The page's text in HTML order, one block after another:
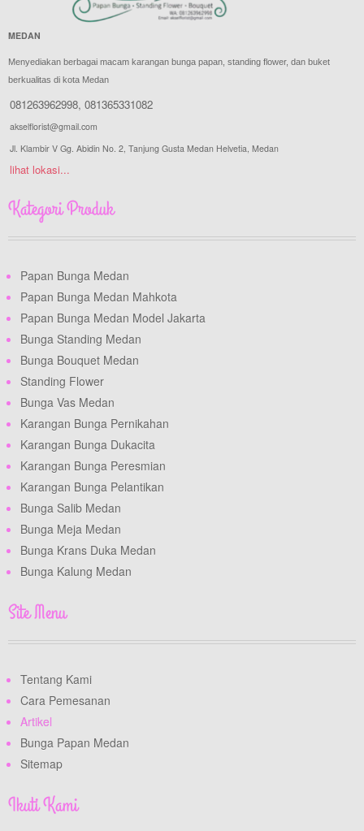
MEDAN
Menyediakan berbagai macam karangan bunga papan, standing flower, dan buket
berkualitas di kota Medan
081263962998, 081365331082
akselflorist@gmail.com
Jl. Klambir V Gg. Abidin No. 2, Tanjung Gusta Medan Helvetia, Medan
lihat lokasi...
Kategori Produk
Papan Bunga Medan
Papan Bunga Medan Mahkota
Papan Bunga Medan Model Jakarta
Bunga Standing Medan
Bunga Bouquet Medan
Standing Flower
Bunga Vas Medan
Karangan Bunga Pernikahan
Karangan Bunga Dukacita
Karangan Bunga Peresmian
Karangan Bunga Pelantikan
Bunga Salib Medan
Bunga Meja Medan
Bunga Krans Duka Medan
Bunga Kalung Medan
Site Menu
Tentang Kami
Cara Pemesanan
Artikel
Bunga Papan Medan
Sitemap
Ikuti Kami